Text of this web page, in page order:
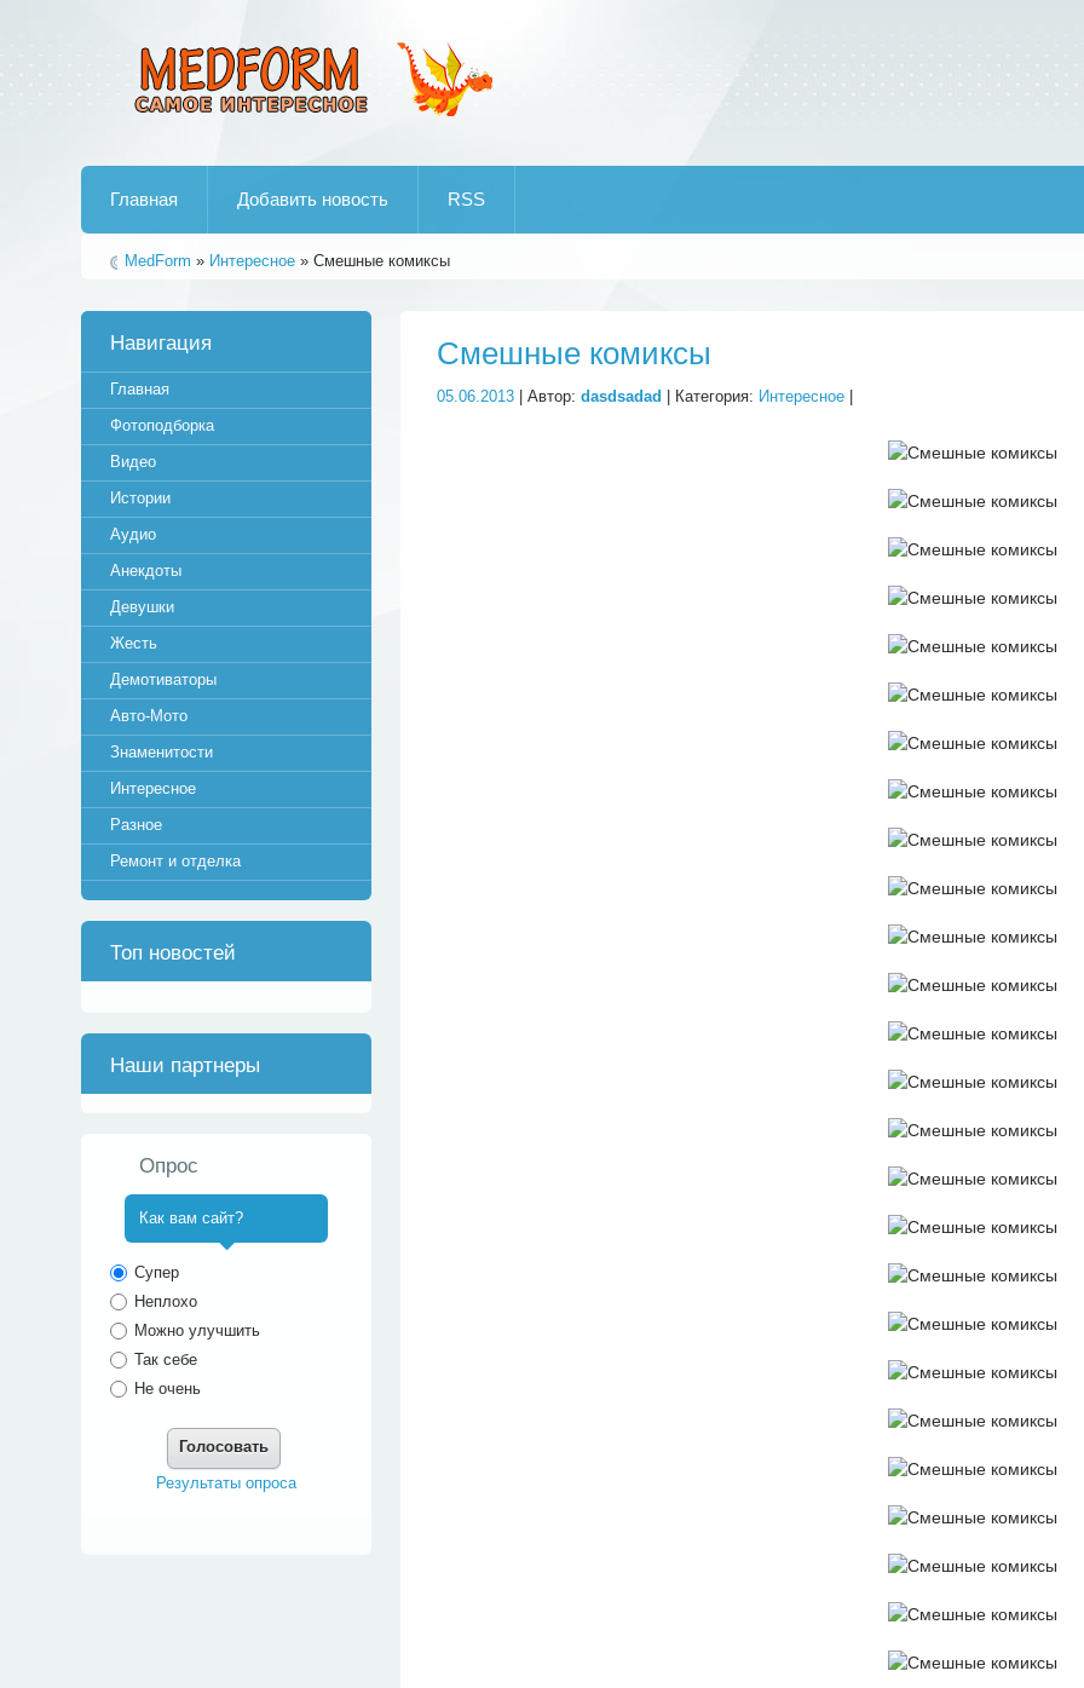
Главная Добавить новость RSS
MedForm » Интересное » Смешные комиксы
Смешные комиксы
05.06.2013 | Автор:dasdsadad | Категория: Интересное
Навигация
Главная
Фотоподборка
Видео
Истории
Аудио
Анекдоты
Девушки
Жесть
Демотиваторы
Авто-Мото
Знаменитости
Интересное
Разное
Ремонт и отделка
Топ новостей
Наши партнеры
Опрос
Как вам сайт?
Супер
Неплохо
Можно улучшить
Так себе
Не очень
Голосовать
Результаты опроса